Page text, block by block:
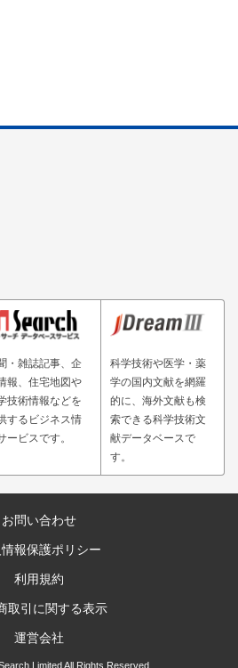
・雑誌記事、企
報、住宅地図や
技術情報などを
するビジネス情
ービスです。
科学技術や医学・薬
学の国内文献を網羅
的に、海外文献も検
索できる科学技術文
献データベースで
す。
お問い合わせ
報保護ポリシー
利用規約
取引に関する表示
運営会社
Limited All Rights Reserved.